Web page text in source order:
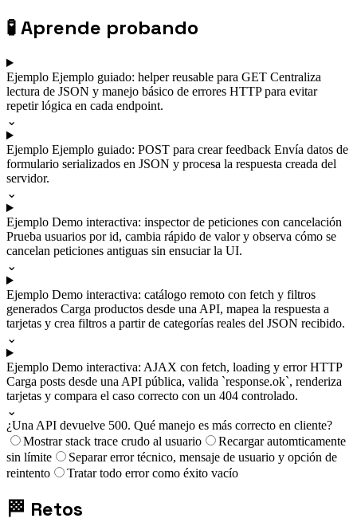
🧪Aprende probando
Ejemplo Ejemplo guiado: helper reusable para GET Centraliza
lectura de JSON y manejo básico de errores HTTP para evitar
repetir lógica en cada endpoint.
⌄
Ejemplo Ejemplo guiado: POST para crear feedback Envía datos de
formulario serializados en JSON y procesa la respuesta creada del
servidor.
⌄
Ejemplo Demo interactiva: inspector de peticiones con cancelación
Prueba usuarios por id, cambia rápido de valor y observa cómo se
cancelan peticiones antiguas sin ensuciar la UI.
⌄
Ejemplo Demo interactiva: catálogo remoto con fetch y filtros
generados Carga productos desde una API, mapea la respuesta a
tarjetas y crea filtros a partir de categorías reales del JSON recibido.
⌄
Ejemplo Demo interactiva: AJAX con fetch, loading y error HTTP
Carga posts desde una API pública, valida `response.ok`, renderiza
tarjetas y compara el caso correcto con un 404 controlado.
⌄
¿Una API devuelve 500. Qué manejo es más correcto en cliente?
Mostrar stack trace crudo al usuario
Recargar automticamente
sin límite
Separar error técnico, mensaje de usuario y opción de
reintento
Tratar todo error como éxito vacío
🏁 Retos